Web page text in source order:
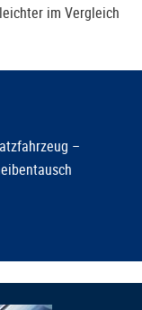
im Vergleich
–